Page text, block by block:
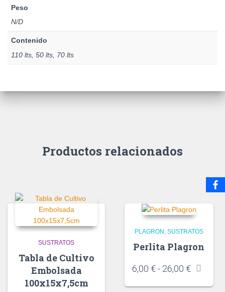
Peso
N/D
Contenido
110 lts, 50 lts, 70 lts
Productos relacionados
SUSTRATOS
Tabla de Cultivo
Embolsada
100x15x7,5cm
PLAGRON SUSTRATOS
Perlita Plagron
6,00 € - 26,00 €